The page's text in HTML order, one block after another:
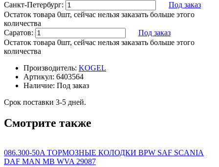
Санкт-Петербург:
Под заказ
Остаток товара 0шт, сейчас нельзя заказать больше этого
количества
Саратов:
Под заказ
Остаток товара 0шт, сейчас нельзя заказать больше этого
количества
Производитель: KOGEL
Артикул: 6403564
Наличие: Под заказ
Срок поставки 3-5 дней.
Смотрите также
086.300-50A ТОРМОЗНЫЕ КОЛОДКИ BPW SAF SCANIA
DAF MAN MB WVA 29087